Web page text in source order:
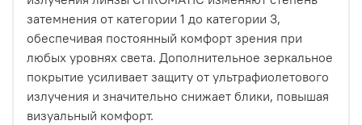
затемнения от категории 1 до категории 3,
обеспечивая постоянный комфорт зрения при
любых уровнях света. Дополнительное зеркальное
покрытие усиливает защиту от ультрафиолетового
излучения и значительно снижает блики, повышая
визуальный комфорт.